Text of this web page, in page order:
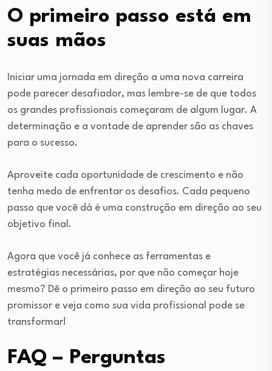
O primeiro passo está em
suas mãos
Iniciar uma jornada em direção a uma nova carreira
pode parecer desafiador, mas lembre-se de que todos
os grandes profissionais começaram de algum lugar. A
determinação e a vontade de aprender são as chaves
para o sucesso.
Aproveite cada oportunidade de crescimento e não
tenha medo de enfrentar os desafios. Cada pequeno
passo que você dá é uma construção em direção ao seu
objetivo final.
Agora que você já conhece as ferramentas e
estratégias necessárias, por que não começar hoje
mesmo? Dê o primeiro passo em direção ao seu futuro
promissor e veja como sua vida profissional pode se
transformar!
FAQ – Perguntas